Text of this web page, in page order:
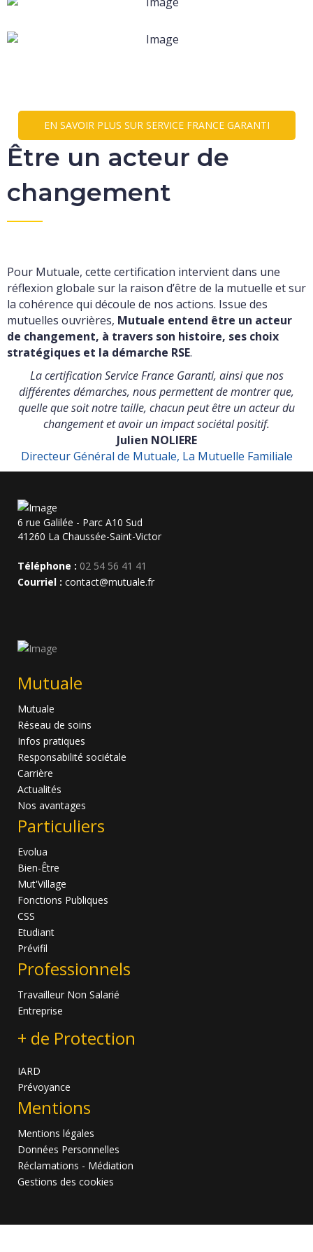
EN SAVOIR PLUS SUR SERVICE FRANCE GARANTI
Être un acteur de
changement
Pour Mutuale, cette certification intervient dans une
réflexion globale sur la raison d’être de la mutuelle et sur
la cohérence qui découle de nos actions. Issue des
mutuelles ouvrières, Mutuale entend être un acteur
de changement, à travers son histoire, ses choix
stratégiques et la démarche RSE.
La certification Service France Garanti, ainsi que nos
différentes démarches, nous permettent de montrer que,
quelle que soit notre taille, chacun peut être un acteur du
changement et avoir un impact sociétal positif.
Julien NOLIERE
Directeur Général de Mutuale, La Mutuelle Familiale
6 rue Galilée - Parc A10 Sud
41260 La Chaussée-Saint-Victor
Téléphone : 02 54 56 41 41
Courriel : contact@mutuale.fr
Mutuale
Mutuale
Réseau de soins
Infos pratiques
Responsabilité sociétale
Carrière
Actualités
Nos avantages
Particuliers
Evolua
Bien-Être
Mut'Village
Fonctions Publiques
CSS
Etudiant
Prévifil
Professionnels
Travailleur Non Salarié
Entreprise
+ de Protection
IARD
Prévoyance
Mentions
Mentions légales
Données Personnelles
Réclamations - Médiation
Gestions des cookies